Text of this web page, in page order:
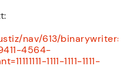
nav/613/
4564-
1111-1111-1111-